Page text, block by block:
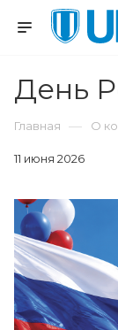
День
Главная — О
11 июня 2026